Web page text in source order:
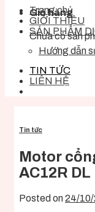
Giỏ hàng
Chưa có sản
Trang chủ
GIỚI THIỆU
SẢN PHẨM
Hướng dẫn
TIN TỨC
LIÊN HỆ
Tin tức
Motor
AC12R DL
Posted on24/10/